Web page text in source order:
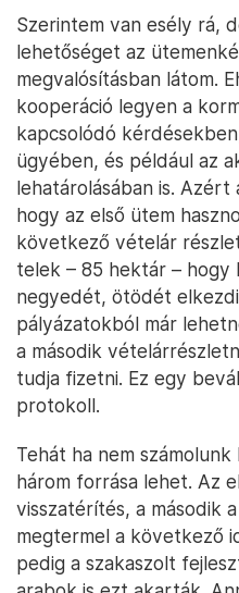
Szerintem van esély rá,
lehetőséget az
megvalósításban látom.
kooperáció legyen a
kapcsolódó
ügyében, és például az
lehatárolásában is.
hogy az első ütem
következő vételár
telek – 85 hektár – hogy
negyedét, ötödét
pályázatokból már
a második
tudja fizetni. Ez egy
protokoll.
Tehát ha nem
három forrása lehet. Az
visszatérítés, a második
megtermel a következő
pedig a szakaszolt